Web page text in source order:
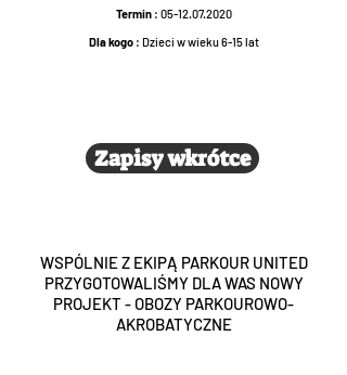
Termin : 05-12.07.2020
Dla kogo : Dzieci w wieku 6-15 lat
Zapisy wkrótce
WSPÓLNIE Z EKIPĄ PARKOUR UNITED
PRZYGOTOWALIŚMY DLA WAS NOWY
PROJEKT - OBOZY PARKOUROWO-
AKROBATYCZNE